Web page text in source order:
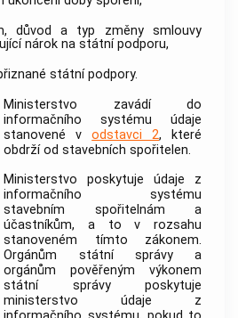
důvod a typ změny smlouvy
nárok na státní podporu,
státní podpory.
Ministerstvo zavádí do
informačního systému údaje
stanovené vodstavci 2, které
obdrží od stavebních spořitelen.
Ministerstvo poskytuje údaje z
informačního systému
stavebním spořitelnám a
účastníkům, a to v rozsahu
stanoveném tímto zákonem.
Orgánům státní správy a
orgánům pověřeným výkonem
státní správy poskytuje
ministerstvo údaje z